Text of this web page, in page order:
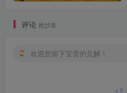
评论 抢沙发
欢迎您留下宝贵的见解！